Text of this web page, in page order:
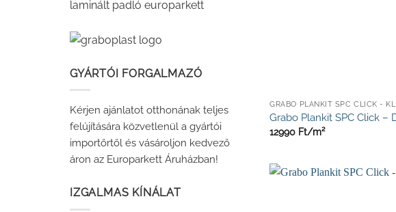
GYÁRTÓI FORGALMAZÓ
Kérjen ajánlatot otthonának teljes
felújítására közvetlenül a gyártói
importőrtől és vásároljon kedvező
áron az Europarkett Áruházban!
IZGALMAS KÍNÁLAT
Grabo Plankit SPC Click –
12990 Ft/m²